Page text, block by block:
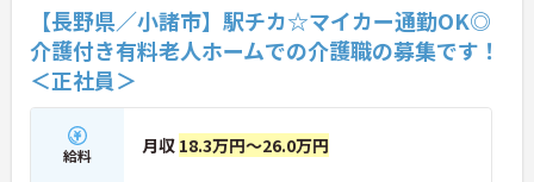
【長野県／小諸市】駅チカ☆マイカー通勤OK◎
介護付き有料老人ホームでの介護職の募集です！
＜正社員＞
給料 月収 18.3万円～26.0万円